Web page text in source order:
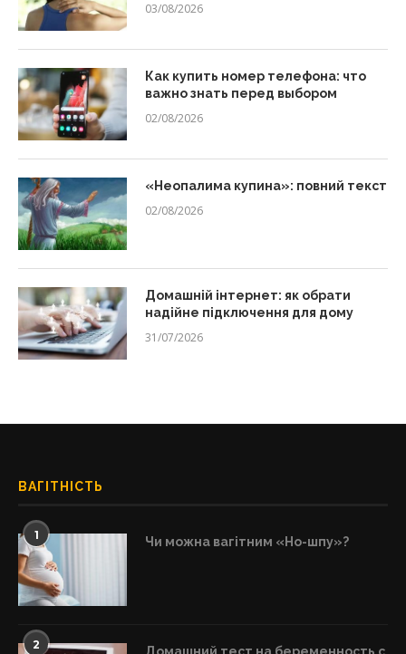
03/08/2026
Как купить номер телефона: что
важно знать перед выбором
02/08/2026
«Неопалима купина»: повний текст
02/08/2026
Домашній інтернет: як обрати
надійне підключення для дому
31/07/2026
ВАГІТНІСТЬ
1 Чи можна вагітним «Но-шпу»?
2